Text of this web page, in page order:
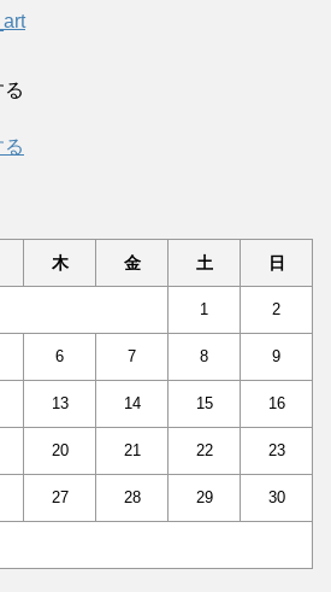
木 金 土 日
1 2
6 7 8 9
13 14 15 16
20 21 22 23
27 28 29 30